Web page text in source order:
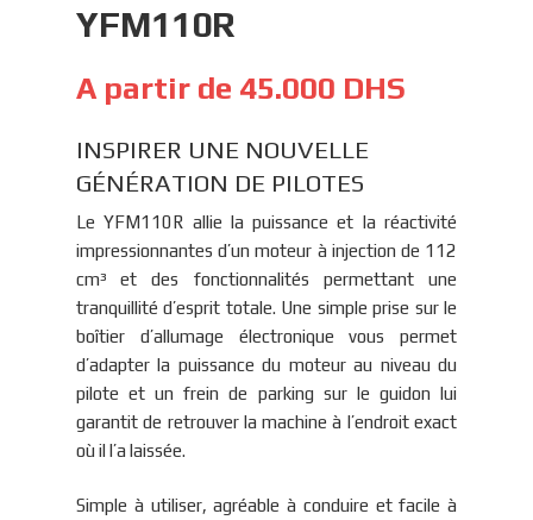
YFM110R
A partir de 45.000 DHS
INSPIRER UNE NOUVELLE
GÉNÉRATION DE PILOTES
Le YFM110R allie la puissance et la réactivité
impressionnantes d’un moteur à injection de 112
cm³ et des fonctionnalités permettant une
tranquillité d’esprit totale. Une simple prise sur le
boîtier d’allumage électronique vous permet
d’adapter la puissance du moteur au niveau du
pilote et un frein de parking sur le guidon lui
garantit de retrouver la machine à l’endroit exact
où il l’a laissée.
Simple à utiliser, agréable à conduire et facile à